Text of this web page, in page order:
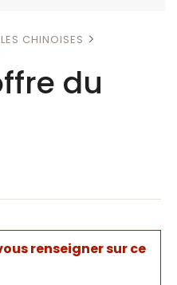
CHINOISES
du
renseigner sur ce